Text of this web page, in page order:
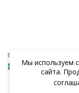
8 (938) 441-20-90
8 (862) 291-20-
Мы используем
сайта.